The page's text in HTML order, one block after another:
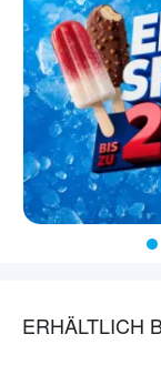
ERHÄLTLICH